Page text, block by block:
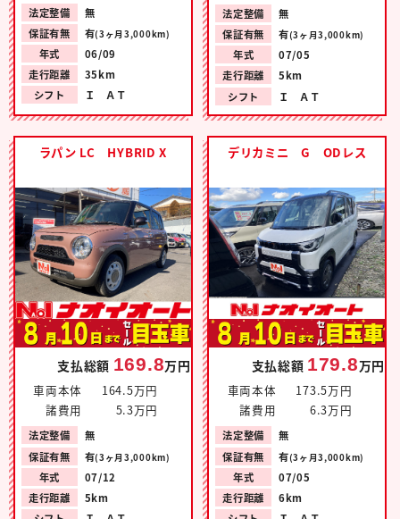
法定整備
無
保証有無
有(3ヶ月3,000km)
年式
06/09
走行距離
35km
シフト
Ｉ ＡＴ
法定整備
無
保証有無
有(3ヶ月3,000km)
年式
07/05
走行距離
5km
シフト
Ｉ ＡＴ
ラパン LC HYBRID X
支払総額 169.8万円
車両本体
164.5万円
諸費用
5.3万円
法定整備
無
保証有無
有(3ヶ月3,000km)
年式
07/12
走行距離
5km
デリカミニ G ODレス
支払総額 179.8万円
車両本体
173.5万円
諸費用
6.3万円
法定整備
無
保証有無
有(3ヶ月3,000km)
年式
07/05
走行距離
6km